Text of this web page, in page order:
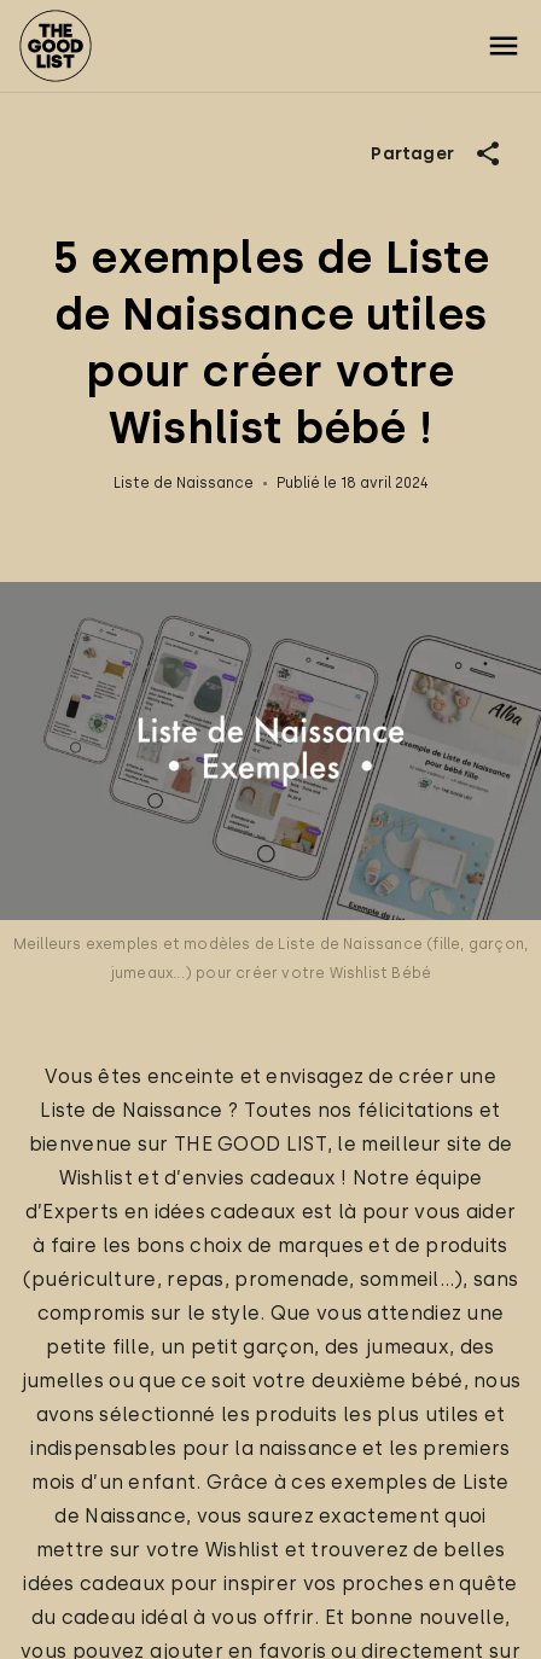
5 exemples de Liste
de Naissance utiles
pour créer votre
Wishlist bébé !
Liste de Naissance Publié le 18 avril 2024
Meilleurs exemples et modèles de Liste de Naissance (fille, garçon,
jumeaux...) pour créer votre Wishlist Bébé
Partager
Vous êtes enceinte et envisagez de créer une
Liste de Naissance ? Toutes nos félicitations et
bienvenue sur THE GOOD LIST, le meilleur site de
Wishlist et d’envies cadeaux ! Notre équipe
d’Experts en idées cadeaux est là pour vous aider
à faire les bons choix de marques et de produits
(puériculture, repas, promenade, sommeil…), sans
compromis sur le style. Que vous attendiez une
petite fille, un petit garçon, des jumeaux, des
jumelles ou que ce soit votre deuxième bébé, nous
avons sélectionné les produits les plus utiles et
indispensables pour la naissance et les premiers
mois d’un enfant. Grâce à ces exemples de Liste
de Naissance, vous saurez exactement quoi
mettre sur votre Wishlist et trouverez de belles
idées cadeaux pour inspirer vos proches en quête
du cadeau idéal à vous offrir. Et bonne nouvelle,
vous pouvez ajouter en favoris ou directement sur